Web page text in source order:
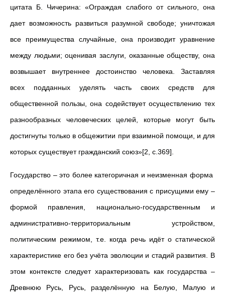
цитата Б. Чичерина: «Ограждая слабого от сильного, она
дает возможность развиться разумной свободе; уничтожая
все преимущества случайные, она производит уравнение
между людьми; оценивая заслуги, оказанные обществу, она
возвышает внутреннее достоинство человека. Заставляя
всех подданных уделять часть своих средств для
общественной пользы, она содействует осуществлению тех
разнообразных человеческих целей, которые могут быть
достигнуты только в общежитии при взаимной помощи, и для
которых существует гражданский союз»[2, с.369].
Государство – это более категоричная и неизменная форма
определённого этапа его существования с присущими ему –
формой правления, национально-государственным и
административно-территориальным устройством,
политическим режимом, т.е. когда речь идёт о статической
характеристике его без учёта эволюции и стадий развития. В
этом контексте следует характеризовать как государства –
Древнюю Русь, Русь, разделённую на Белую, Малую и